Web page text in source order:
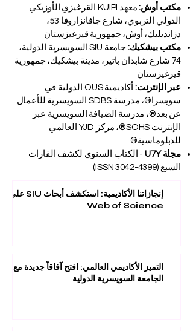
مكتب أوش:
معهد KUIPI القرغيزي الأوزبكي
الدولي التربوي، شارع جافانزاروفا 53،
دزانديليك، أوش، جمهورية قيرغيزستان
مكتب بيشكيك:
جامعة SIU السويسرية الدولية،
74 شارع شابدان باتير، مدينة بيشكيك، جمهورية
قيرغيزستان
عبر الإنترنت:
أكاديمية OUS الدولية في
سويسرا®، مدرسة SDBS السويسرية للأعمال
عن بعد®، مدرسة الضيافة السويسرية عبر
الإنترنت SOHS®، مركز YJD العالمي
للدبلوماسية®
مجلة U7Y
- الكتاب السنوي لكشف القارات
السبع (ISSN3042-4399)
إنجازاتنا الأكاديمية: استكشف أبحاث SIU على
Web of Science
التميز الأكاديمي العالمي: افتح آفاقاً جديدة مع
الجامعة السويسرية الدولية